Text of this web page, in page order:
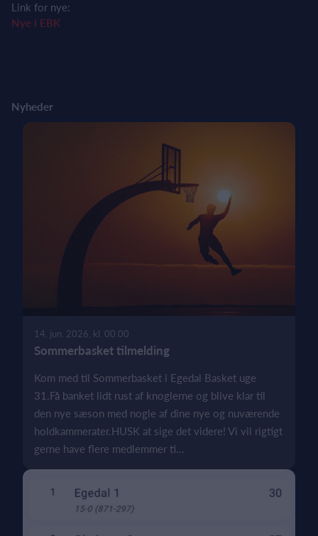
Link for nye:
Nye i EBK
Nyheder
14. jun. 2026, kl. 00.00
Sommerbasket tilmelding
Kom med til Sommerbasket i Egedal Basket uge
31.Få banket lidt rust af knoglerne og blive klar til
den nye sæson med nogle af dine nye og nuværende
holdkammerater.HUSK at sige det videre! Vi vil rigtigt
gerne have flere medlemmer ti...